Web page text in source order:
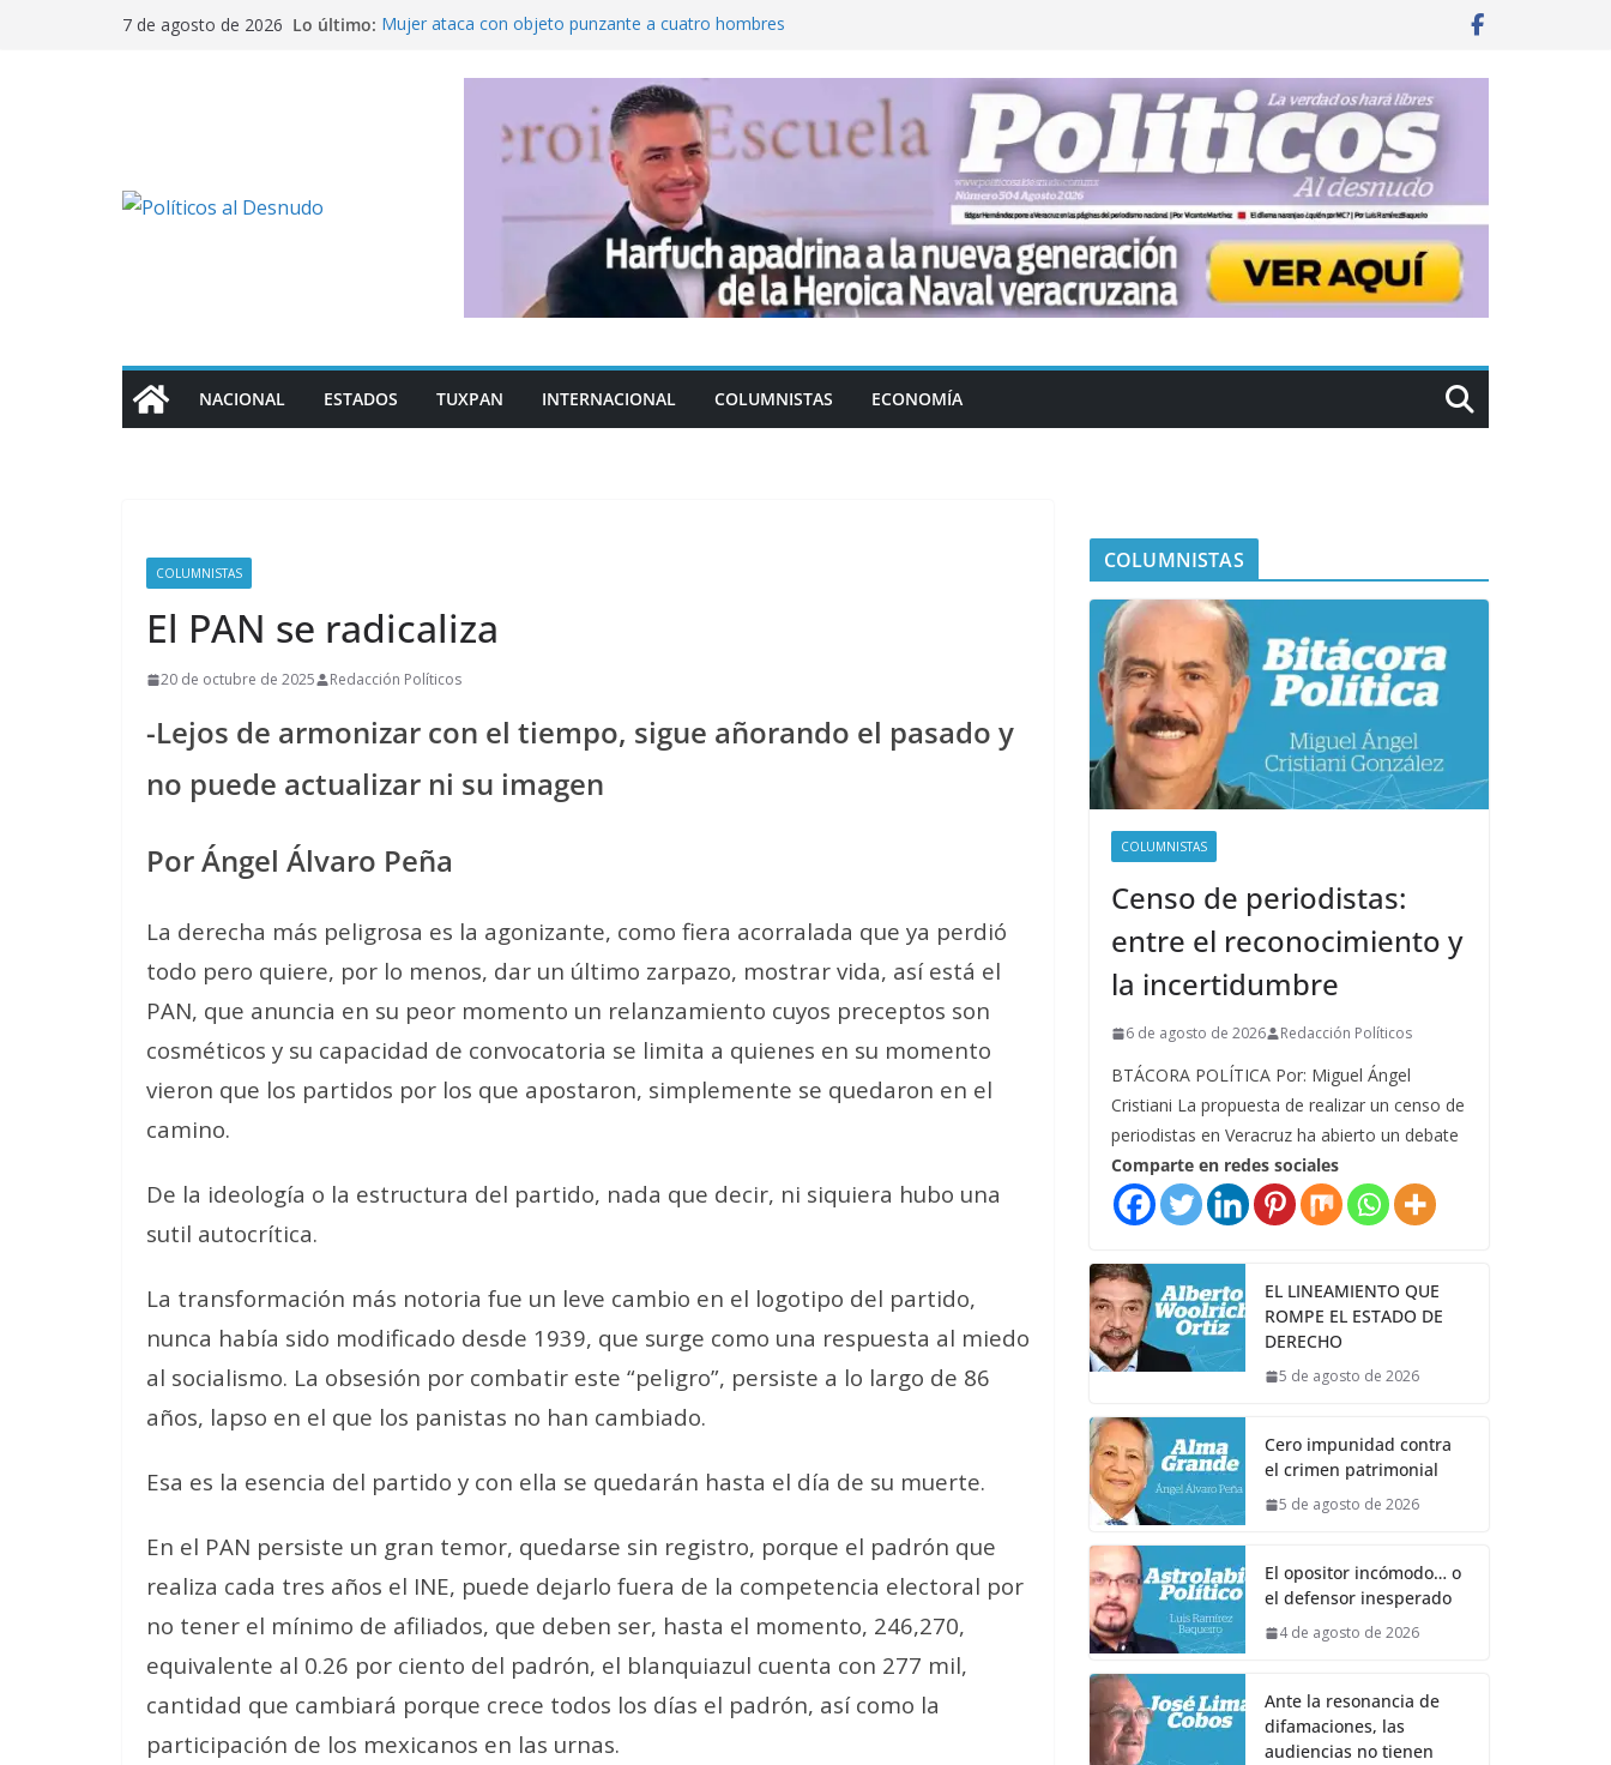
7 de agosto de 2026 Lo último: Mujer ataca con objeto punzante a cuatro hombres
México busca reactivar la exportación de aguacate de
Michoacán a los Estados Unidos
Ofrece SEP regularización a escuelas para dejar el esquema
Rechaza Nahle persecución política en casos de desafuero
de los alcaldes de Movimiento Ciudadano
NACIONAL ESTADOS TUXPAN INTERNACIONAL COLUMNISTAS ECONOMÍA
COLUMNISTAS
El PAN se radicaliza
20 de octubre de 2025 Redacción Políticos
-Lejos de armonizar con el tiempo, sigue añorando el pasado y
no puede actualizar ni su imagen
Por Ángel Álvaro Peña
La derecha más peligrosa es la agonizante, como fiera acorralada que ya perdió
todo pero quiere, por lo menos, dar un último zarpazo, mostrar vida, así está el
PAN, que anuncia en su peor momento un relanzamiento cuyos preceptos son
cosméticos y su capacidad de convocatoria se limita a quienes en su momento
vieron que los partidos por los que apostaron, simplemente se quedaron en el
camino.
De la ideología o la estructura del partido, nada que decir, ni siquiera hubo una
sutil autocrítica.
La transformación más notoria fue un leve cambio en el logotipo del partido,
nunca había sido modificado desde 1939, que surge como una respuesta al miedo
al socialismo. La obsesión por combatir este “peligro”, persiste a lo largo de 86
años, lapso en el que los panistas no han cambiado.
Esa es la esencia del partido y con ella se quedarán hasta el día de su muerte.
En el PAN persiste un gran temor, quedarse sin registro, porque el padrón que
realiza cada tres años el INE, puede dejarlo fuera de la competencia electoral por
no tener el mínimo de afiliados, que deben ser, hasta el momento, 246,270,
equivalente al 0.26 por ciento del padrón, el blanquiazul cuenta con 277 mil,
cantidad que cambiará porque crece todos los días el padrón, así como la
participación de los mexicanos en las urnas.
COLUMNISTAS
COLUMNISTAS
Censo de periodistas:
entre el reconocimiento y
la incertidumbre
6 de agosto de 2026 Redacción Políticos
BTÁCORA POLÍTICA Por: Miguel Ángel
Cristiani La propuesta de realizar un censo de
periodistas en Veracruz ha abierto un debate
Comparte en redes sociales
EL LINEAMIENTO QUE
ROMPE EL ESTADO DE
DERECHO
5 de agosto de 2026
Cero impunidad contra
el crimen patrimonial
5 de agosto de 2026
El opositor incómodo… o
el defensor inesperado
4 de agosto de 2026
Ante la resonancia de
difamaciones, las
audiencias no tienen